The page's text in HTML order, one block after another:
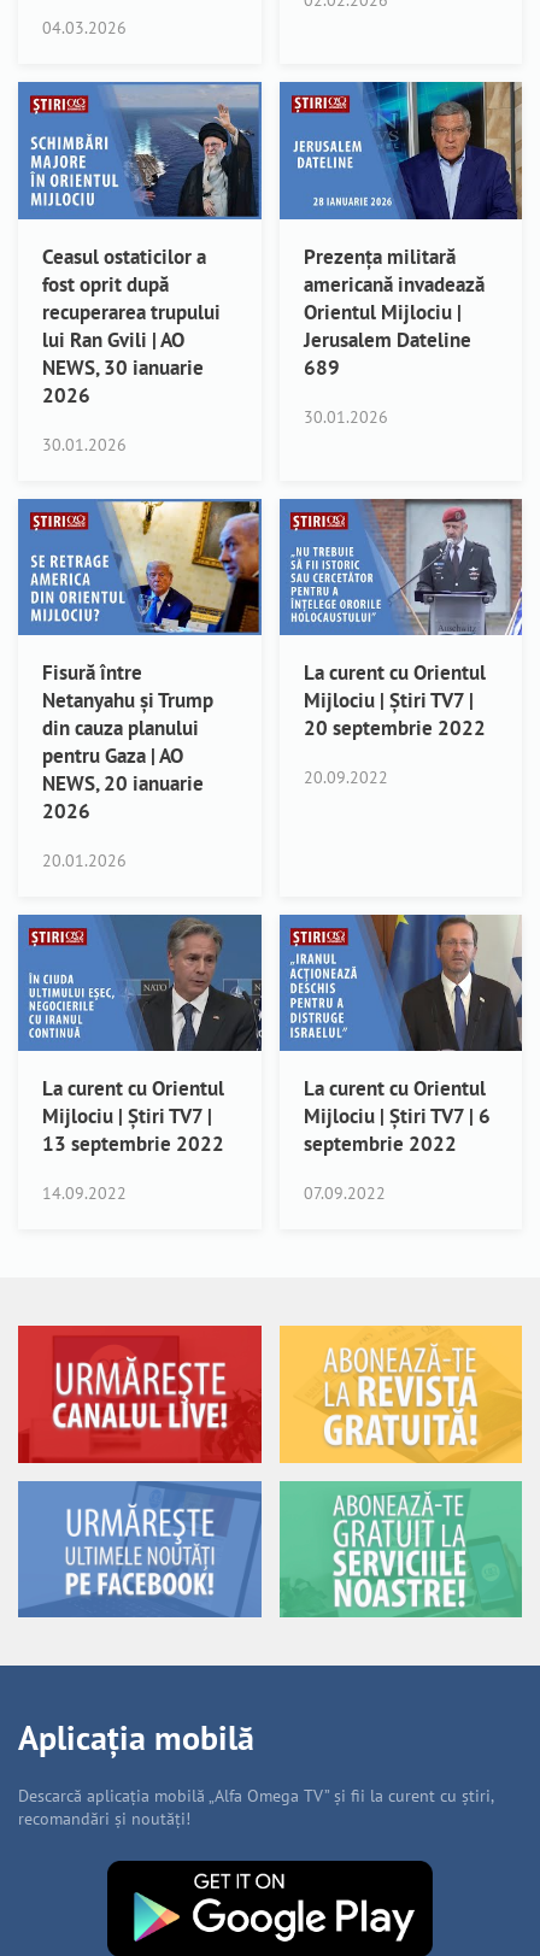
04.03.2026
Ceasul ostaticilor a
fost oprit după
recuperarea trupului
lui Ran Gvili | AO
NEWS, 30 ianuarie
2026
30.01.2026
Prezența militară
americană invadează
Orientul Mijlociu |
Jerusalem Dateline
689
30.01.2026
Fisură între
Netanyahu și Trump
din cauza planului
pentru Gaza | AO
NEWS, 20 ianuarie
2026
20.01.2026
La curent cu Orientul
Mijlociu | Știri TV7 |
20 septembrie 2022
20.09.2022
La curent cu Orientul
Mijlociu | Știri TV7 |
13 septembrie 2022
14.09.2022
La curent cu Orientul
Mijlociu | Știri TV7 | 6
septembrie 2022
07.09.2022
Aplicația mobilă
Descarcă aplicația mobilă „Alfa Omega TV” și fii la curent cu știri,
recomandări și noutăți!